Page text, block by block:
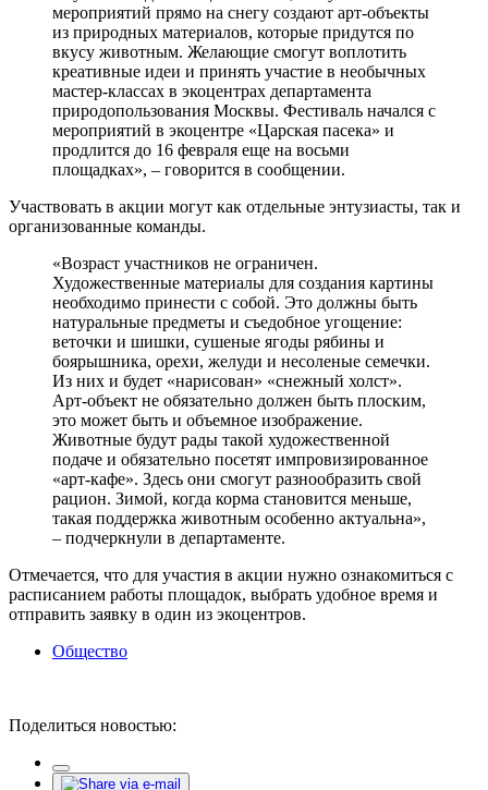
мероприятий прямо на снегу создают арт-объекты
из природных материалов, которые придутся по
вкусу животным. Желающие смогут воплотить
креативные идеи и принять участие в необычных
мастер-классах в экоцентрах департамента
природопользования Москвы. Фестиваль начался с
мероприятий в экоцентре «Царская пасека» и
продлится до 16 февраля еще на восьми
площадках», – говорится в сообщении.
Участвовать в акции могут как отдельные энтузиасты, так и
организованные команды.
«Возраст участников не ограничен.
Художественные материалы для создания картины
необходимо принести с собой. Это должны быть
натуральные предметы и съедобное угощение:
веточки и шишки, сушеные ягоды рябины и
боярышника, орехи, желуди и несоленые семечки.
Из них и будет «нарисован» «снежный холст».
Арт-объект не обязательно должен быть плоским,
это может быть и объемное изображение.
Животные будут рады такой художественной
подаче и обязательно посетят импровизированное
«арт-кафе». Здесь они смогут разнообразить свой
рацион. Зимой, когда корма становится меньше,
такая поддержка животным особенно актуальна»,
– подчеркнули в департаменте.
Отмечается, что для участия в акции нужно ознакомиться с
расписанием работы площадок, выбрать удобное время и
отправить заявку в один из экоцентров.
Общество
Поделиться новостью: